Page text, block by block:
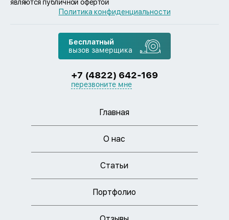
являются публичной офертой
Политика конфиденциальности
Бесплатный
вызов замерщика
+7 (4822) 642-169
перезвоните мне
Главная
О нас
Статьи
Портфолио